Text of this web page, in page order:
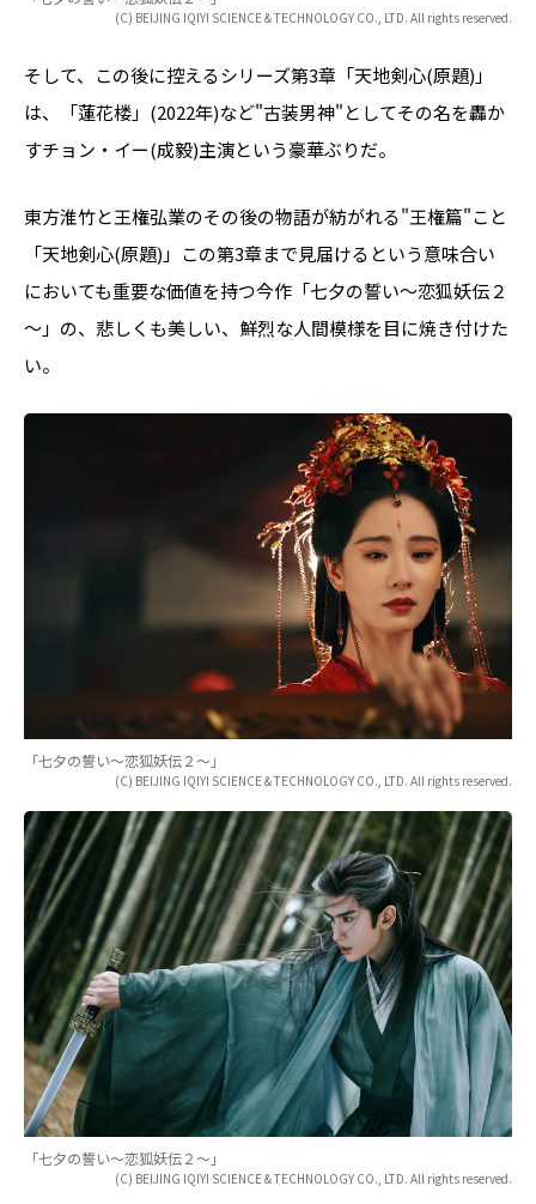
(C) BEIJING IQIYI SCIENCE & TECHNOLOGY CO., LTD. All rights reserved.
そして、この後に控えるシリーズ第3章「天地剣心(原題)」
は、「蓮花楼」(2022年)など"古装男神"としてその名を轟か
すチョン・イー(成毅)主演という豪華ぶりだ。
東方淮竹と王権弘業のその後の物語が紡がれる"王権篇"こと
「天地剣心(原題)」――この第3章まで見届けるという意味合い
においても重要な価値を持つ今作「七夕の誓い～恋狐妖伝２
～」の、悲しくも美しい、鮮烈な人間模様を目に焼き付けた
い。
「七夕の誓い～恋狐妖伝２～」
(C) BEIJING IQIYI SCIENCE & TECHNOLOGY CO., LTD. All rights reserved.
「七夕の誓い～恋狐妖伝２～」
(C) BEIJING IQIYI SCIENCE & TECHNOLOGY CO., LTD. All rights reserved.